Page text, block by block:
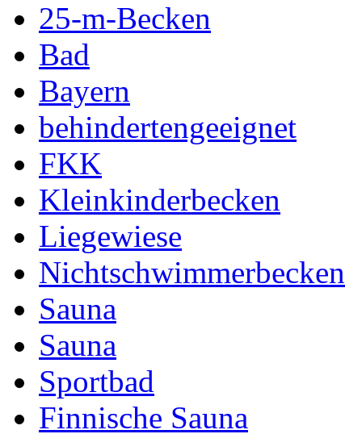
25-m-Becken
Bad
Bayern
behindertengeeignet
FKK
Kleinkinderbecken
Liegewiese
Nichtschwimmerbecken
Sauna
Sauna
Sportbad
Finnische Sauna